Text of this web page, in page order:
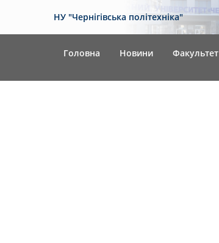
НУ "Чернігівська політехніка"
Головна Новини Факультет